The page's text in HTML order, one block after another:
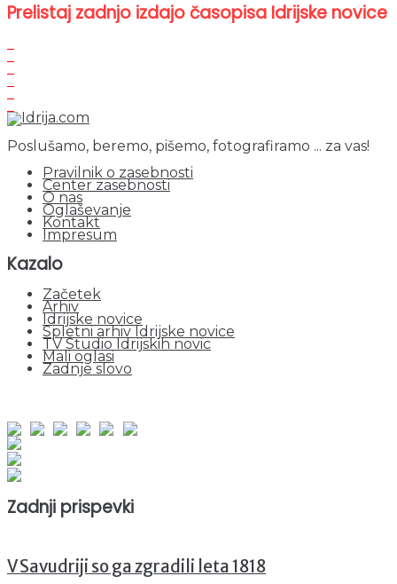
Prelistaj zadnjo izdajo časopisa Idrijske novice
Poslušamo, beremo, pišemo, fotografiramo ... za vas!
Pravilnik o zasebnosti
Center zasebnosti
O nas
Oglaševanje
Kontakt
Impresum
Kazalo
Začetek
Arhiv
Idrijske novice
Spletni arhiv Idrijske novice
TV Studio Idrijskih novic
Mali oglasi
Zadnje slovo
Zadnji prispevki
V Savudriji so ga zgradili leta 1818